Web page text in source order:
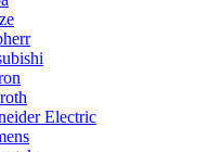
Electric